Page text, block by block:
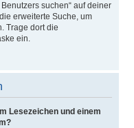
suchen“ auf deiner
erweiterte Suche, um
Trage dort die
ein.
Lesezeichen und einem